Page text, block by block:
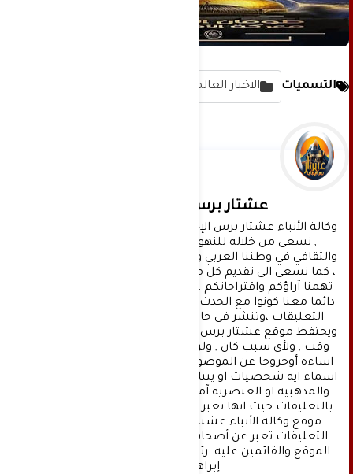
التسميات الاخبار العالمية
عشتار برس الإخبارية
إبراهيم.